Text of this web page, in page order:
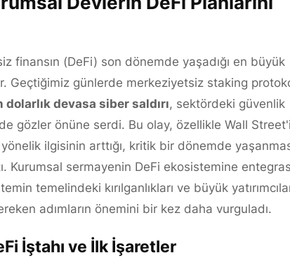
finansın (DeFi) son dönemde yaşadığı en büyük
Geçtiğimiz günlerde merkeziyetsiz staking
devasa siber saldırı, sektördeki güvenlik
gözler önüne serdi. Bu olay, özellikle Wall
ilgisinin arttığı, kritik bir dönemde
Kurumsal sermayenin DeFi ekosistemine
temelindeki kırılganlıkları ve büyük
adımların önemini bir kez daha vurguladı.
İştahı ve İlk İşaretler